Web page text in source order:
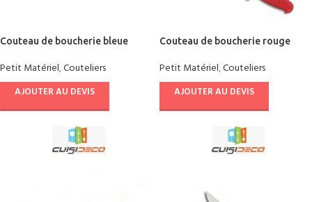
Couteau de boucherie bleue
Petit Matériel,Couteliers
AJOUTER AU DEVIS
Couteau de boucherie rouge
Petit Matériel,Couteliers
AJOUTER AU DEVIS